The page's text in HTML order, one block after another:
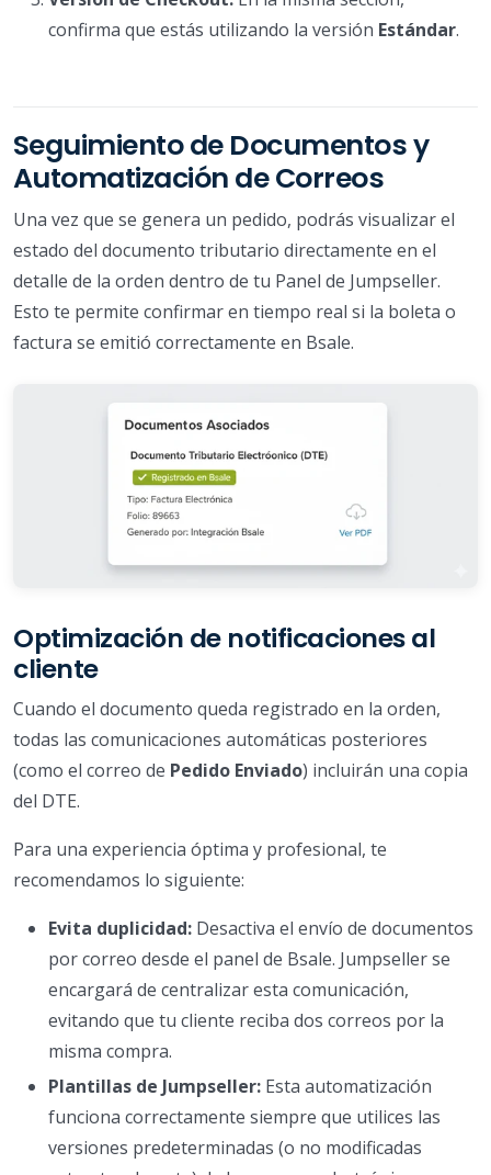
confirma que estás utilizando la versión Estándar.
Seguimiento de Documentos y
Automatización de Correos
Una vez que se genera un pedido, podrás visualizar el
estado del documento tributario directamente en el
detalle de la orden dentro de tu Panel de Jumpseller.
Esto te permite confirmar en tiempo real si la boleta o
factura se emitió correctamente en Bsale.
Optimización de notificaciones al
cliente
Cuando el documento queda registrado en la orden,
todas las comunicaciones automáticas posteriores
(como el correo de Pedido Enviado) incluirán una copia
del DTE.
Para una experiencia óptima y profesional, te
recomendamos lo siguiente:
Evita duplicidad: Desactiva el envío de documentos
por correo desde el panel de Bsale. Jumpseller se
encargará de centralizar esta comunicación,
evitando que tu cliente reciba dos correos por la
misma compra.
Plantillas de Jumpseller: Esta automatización
funciona correctamente siempre que utilices las
versiones predeterminadas (o no modificadas